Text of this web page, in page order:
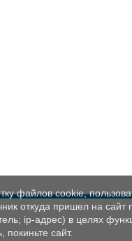
файлов cookie,
откуда пришел на
ip-адрес) в целях
сайт.